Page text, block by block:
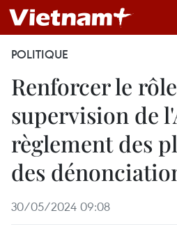
POLITIQUE
Renforcer le
supervision de
règlement des
des
30/05/2024 09:08